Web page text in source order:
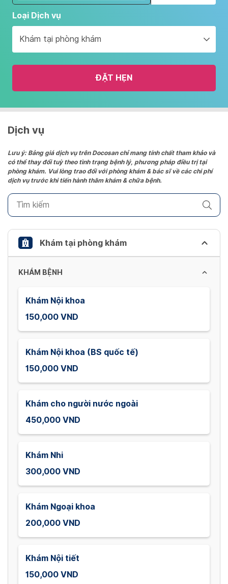
Navigate
forward
interact
with
the
and
date.
the
question
mark
to
keyboard
shortcuts
changing
Loại Dịch vụ
Khám tại phòng khám
ĐẶT HẸN
Dịch vụ
Lưu ý: Bảng giá dịch vụ trên Docosan chỉ mang tính chất tham khảo và
có thể thay đổi tuỳ theo tình trạng bệnh lý, phương pháp điều trị tại
phòng khám. Vui lòng trao đổi với phòng khám & bác sĩ về các chi phí
dịch vụ trước khi tiến hành thăm khám & chữa bệnh.
Khám tại phòng khám
KHÁM BỆNH
Khám Nội khoa
150,000 VND
Khám Nội khoa (BS quốc tế)
150,000 VND
Khám cho người nước ngoài
450,000 VND
Khám Nhi
300,000 VND
Khám Ngoại khoa
200,000 VND
Khám Nội tiết
150,000 VND